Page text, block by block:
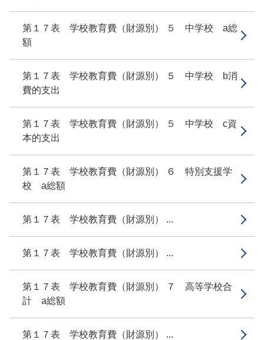
第１７表 学校教育費（財源別） ５ 中学校 a総
額
第１７表 学校教育費（財源別） ５ 中学校 b消
費的支出
第１７表 学校教育費（財源別） ５ 中学校 c資
本的支出
第１７表 学校教育費（財源別） ６ 特別支援学
校 a総額
第１７表 学校教育費（財源別） ...
第１７表 学校教育費（財源別） ...
第１７表 学校教育費（財源別） ７ 高等学校合
計 a総額
第１７表 学校教育費（財源別） ...